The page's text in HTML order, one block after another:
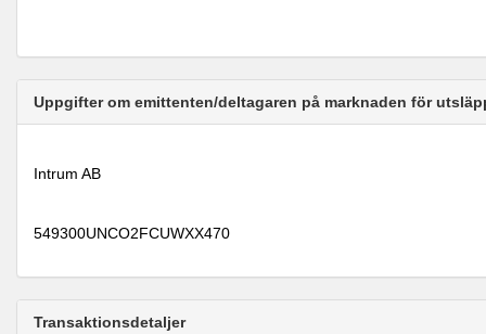
Uppgifter om emittenten/deltagaren på marknaden för
Intrum AB
549300UNCO2FCUWXX470
Transaktionsdetaljer